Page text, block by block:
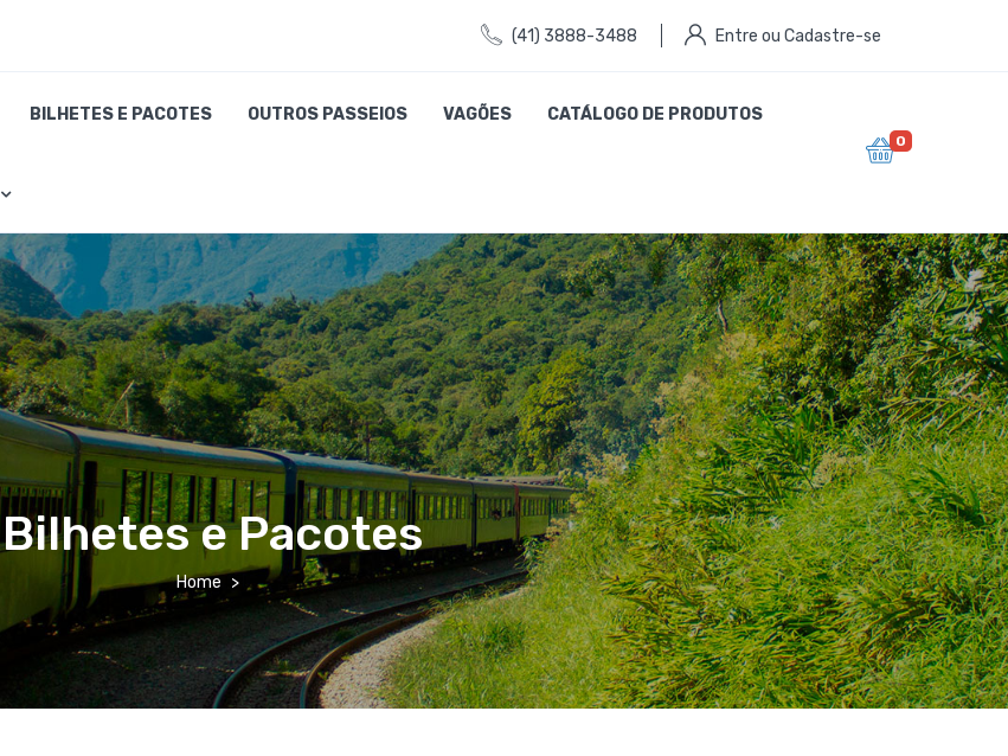
(41) 3888-3488 Entre ou Cadastre-se
BILHETES E PACOTES OUTROS PASSEIOS VAGÕES CATÁLOGO DE PRODUTOS
0
Bilhetes e Pacotes
Home